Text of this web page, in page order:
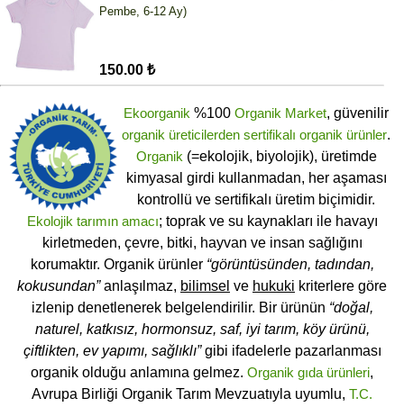
Pembe, 6-12 Ay)
150.00 ₺
Ekoorganik %100 Organik Market, güvenilir
organik üreticilerden sertifikalı organik ürünler.
Organik (=ekolojik, biyolojik), üretimde
kimyasal girdi kullanmadan, her aşaması
kontrollü ve sertifikalı üretim biçimidir.
Ekolojik tarımın amacı; toprak ve su kaynakları ile havayı
kirletmeden, çevre, bitki, hayvan ve insan sağlığını
korumaktır. Organik ürünler “görüntüsünden, tadından,
kokusundan”anlaşılmaz, bilimsel ve hukuki kriterlere göre
izlenip denetlenerek belgelendirilir. Bir ürünün “doğal,
naturel, katkısız, hormonsuz, saf, iyi tarım, köy ürünü,
çiftlikten, ev yapımı, sağlıklı”gibi ifadelerle pazarlanması
organik olduğu anlamına gelmez. Organik gıda ürünleri,
Avrupa Birliği Organik Tarım Mevzuatıyla uyumlu, T.C.